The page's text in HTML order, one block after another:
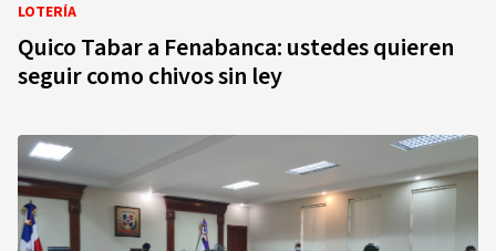
LOTERÍA
Quico Tabar a Fenabanca: ustedes quieren
seguir como chivos sin ley